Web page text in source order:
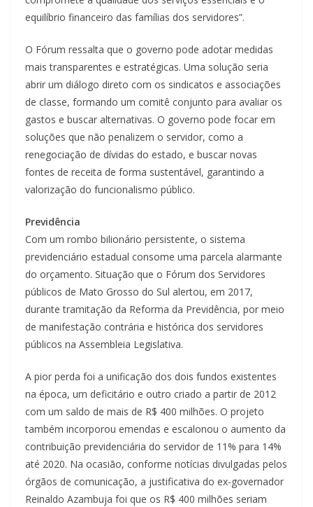
equilíbrio financeiro das famílias dos servidores”.
O Fórum ressalta que o governo pode adotar medidas
mais transparentes e estratégicas. Uma solução seria
abrir um diálogo direto com os sindicatos e associações
de classe, formando um comitê conjunto para avaliar os
gastos e buscar alternativas. O governo pode focar em
soluções que não penalizem o servidor, como a
renegociação de dívidas do estado, e buscar novas
fontes de receita de forma sustentável, garantindo a
valorização do funcionalismo público.
Previdência
Com um rombo bilionário persistente, o sistema
previdenciário estadual consome uma parcela alarmante
do orçamento. Situação que o Fórum dos Servidores
públicos de Mato Grosso do Sul alertou, em 2017,
durante tramitação da Reforma da Previdência, por meio
de manifestação contrária e histórica dos servidores
públicos na Assembleia Legislativa.
A pior perda foi a unificação dos dois fundos existentes
na época, um deficitário e outro criado a partir de 2012
com um saldo de mais de R$ 400 milhões. O projeto
também incorporou emendas e escalonou o aumento da
contribuição previdenciária do servidor de 11% para 14%
até 2020. Na ocasião, conforme notícias divulgadas pelos
órgãos de comunicação, a justificativa do ex-governador
Reinaldo Azambuja foi que os R$ 400 milhões seriam